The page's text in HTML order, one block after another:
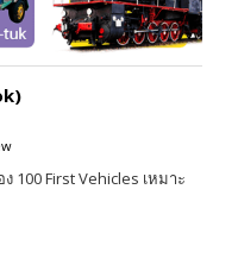
100 First Vehicles เหมาะ